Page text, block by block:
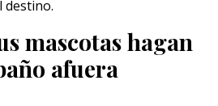
destino.
mascotas hagan
afuera